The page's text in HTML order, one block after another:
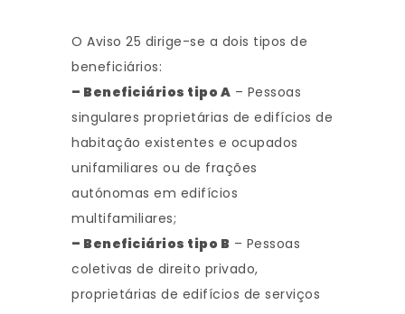
O Aviso 25 dirige-se a dois tipos de
beneficiários:
– Beneficiários tipo A – Pessoas
singulares proprietárias de edifícios de
habitação existentes e ocupados
unifamiliares ou de frações
autónomas em edifícios
multifamiliares;
– Beneficiários tipo B – Pessoas
coletivas de direito privado,
proprietárias de edifícios de serviços